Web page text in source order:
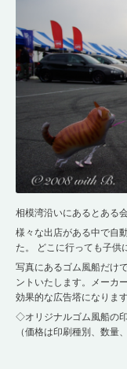
相模湾沿いにあるとある
様々な出店がある中で自
た。 どこに行っても子供
写真にあるゴム風船だけ
ントいたします。メーカ
効果的な広告塔になりま
◇オリジナルゴム風船の
（価格は印刷種別、数量